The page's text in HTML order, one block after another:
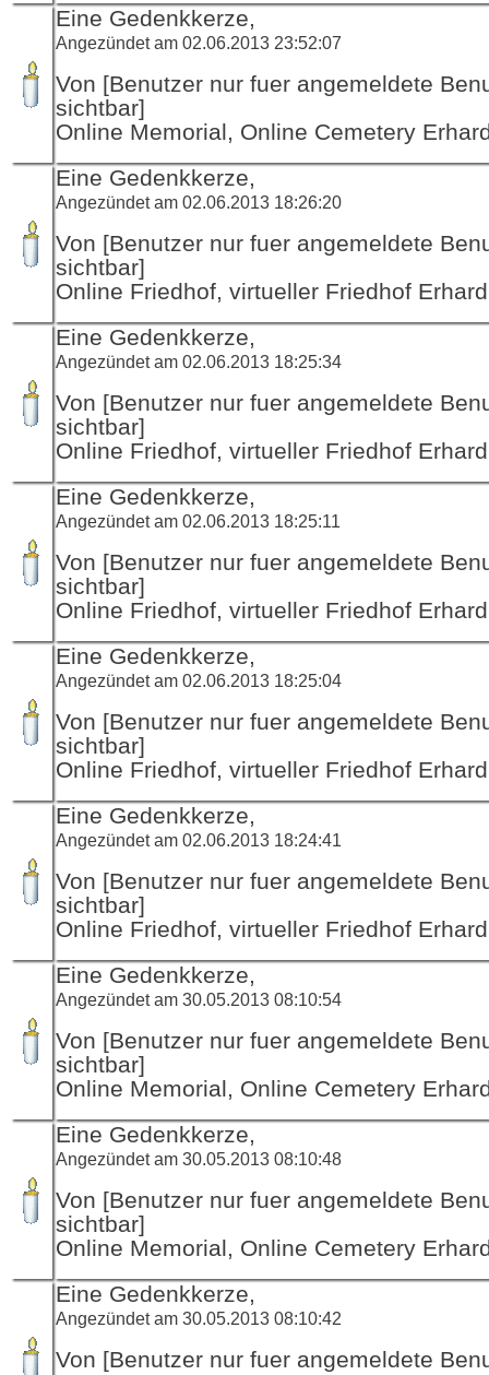
Eine Gedenkkerze,
Angezündet am 02.06.2013 23:52:07
Von [Benutzer nur fuer angemeldete
sichtbar]
Online Memorial, Online Cemetery
Eine Gedenkkerze,
Angezündet am 02.06.2013 18:26:20
Von [Benutzer nur fuer angemeldete
sichtbar]
Online Friedhof, virtueller Friedhof
Eine Gedenkkerze,
Angezündet am 02.06.2013 18:25:34
Von [Benutzer nur fuer angemeldete
sichtbar]
Online Friedhof, virtueller Friedhof
Eine Gedenkkerze,
Angezündet am 02.06.2013 18:25:11
Von [Benutzer nur fuer angemeldete
sichtbar]
Online Friedhof, virtueller Friedhof
Eine Gedenkkerze,
Angezündet am 02.06.2013 18:25:04
Von [Benutzer nur fuer angemeldete
sichtbar]
Online Friedhof, virtueller Friedhof
Eine Gedenkkerze,
Angezündet am 02.06.2013 18:24:41
Von [Benutzer nur fuer angemeldete
sichtbar]
Online Friedhof, virtueller Friedhof
Eine Gedenkkerze,
Angezündet am 30.05.2013 08:10:54
Von [Benutzer nur fuer angemeldete
sichtbar]
Online Memorial, Online Cemetery
Eine Gedenkkerze,
Angezündet am 30.05.2013 08:10:48
Von [Benutzer nur fuer angemeldete
sichtbar]
Online Memorial, Online Cemetery
Eine Gedenkkerze,
Angezündet am 30.05.2013 08:10:42
Von [Benutzer nur fuer angemeldete